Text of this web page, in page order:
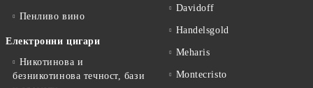
Пенливо вино
Електронни цигари
Никотинова и
безникотинова течност, бази
Davidoff
Handelsgold
Meharis
Montecristo